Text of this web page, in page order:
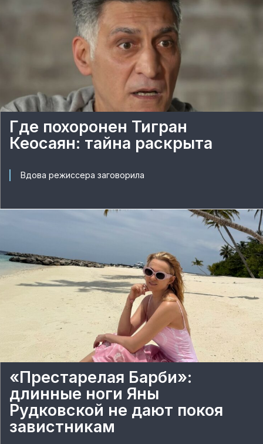
Где похоронен Тигран
Кеосаян: тайна раскрыта
Вдова режиссера заговорила
«Престарелая Барби»:
длинные ноги Яны
Рудковской не дают покоя
завистникам